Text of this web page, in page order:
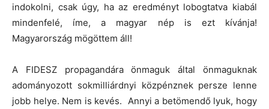
indokolni, csak úgy, ha az eredményt lobogtatva kiabál
mindenfelé, íme, a magyar nép is ezt kívánja!
Magyarország mögöttem áll!
A FIDESZ propagandára önmaguk által önmaguknak
adományozott sokmilliárdnyi közpénznek persze lenne
jobb helye. Nem is kevés. Annyi a betömendő lyuk, hogy